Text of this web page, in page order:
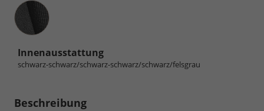
Innenausstattung
Innenausstattung
schwarz-schwarz/schwarz-schwarz/schwarz/felsgrau
Beschreibung